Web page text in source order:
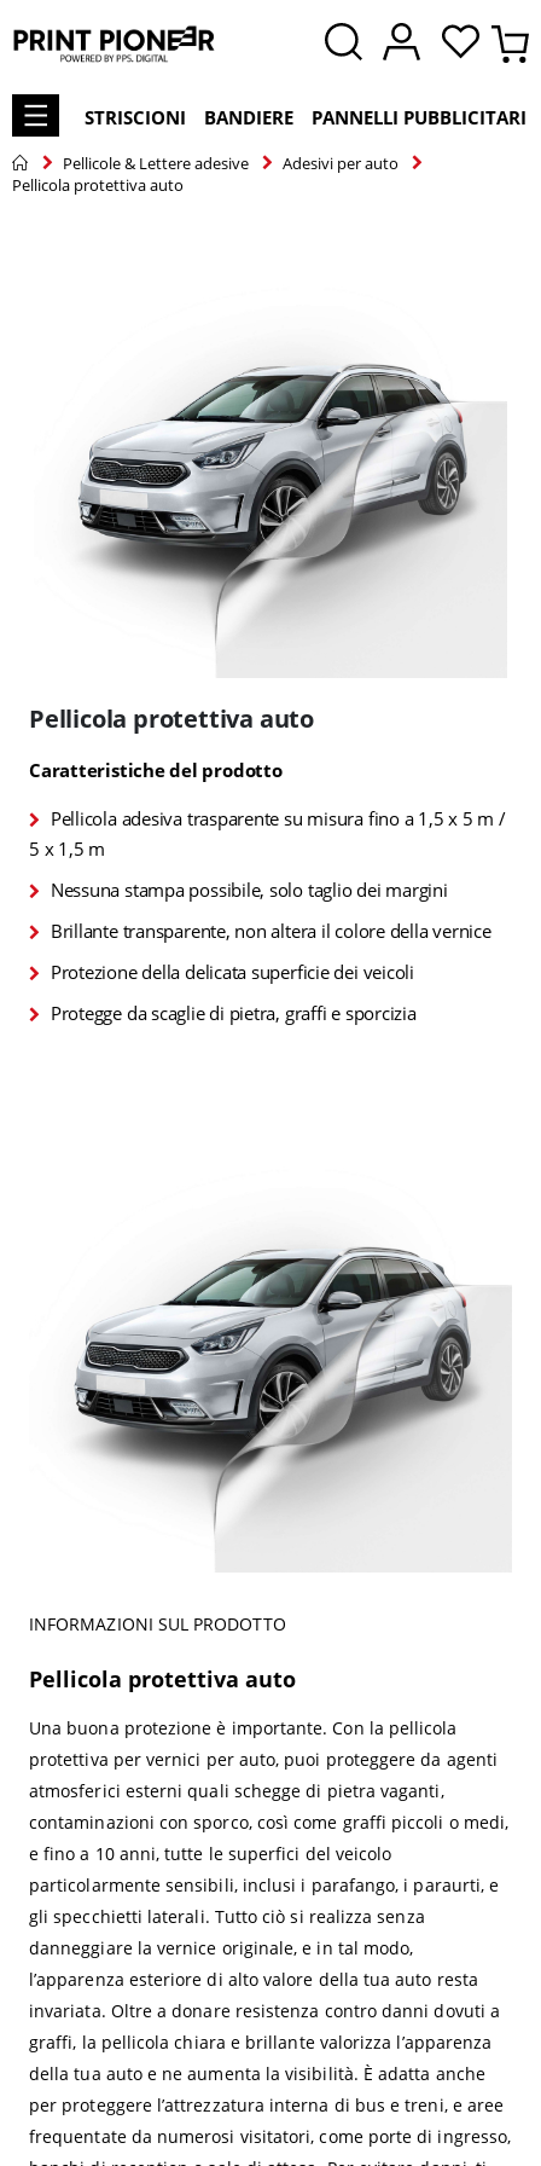
STRISCIONI BANDIERE PANNELLI PUBBLICITARI
Pellicole & Lettere adesive
Adesivi per auto
Pellicola protettiva auto
all'inizio
della
di
Pellicola protettiva auto
Caratteristiche del prodotto
Pellicola adesiva trasparente su misura fino a 1,5 x 5 m /
5 x 1,5 m
Nessuna stampa possibile, solo taglio dei margini
Brillante transparente, non altera il colore della vernice
Protezione della delicata superficie dei veicoli
Protegge da scaglie di pietra, graffi e sporcizia
INFORMAZIONI SUL PRODOTTO
Pellicola protettiva auto
Una buona protezione è importante. Con la pellicola
protettiva per vernici per auto, puoi proteggere da agenti
atmosferici esterni quali schegge di pietra vaganti,
contaminazioni con sporco, così come graffi piccoli o medi,
e fino a 10 anni, tutte le superfici del veicolo
particolarmente sensibili, inclusi i parafango, i paraurti, e
gli specchietti laterali. Tutto ciò si realizza senza
danneggiare la vernice originale, e in tal modo,
l’apparenza esteriore di alto valore della tua auto resta
invariata. Oltre a donare resistenza contro danni dovuti a
graffi, la pellicola chiara e brillante valorizza l’apparenza
della tua auto e ne aumenta la visibilità. È adatta anche
per proteggere l’attrezzatura interna di bus e treni, e aree
frequentate da numerosi visitatori, come porte di ingresso,